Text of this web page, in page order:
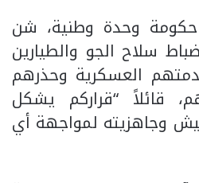
حكومة وحدة وطنية، شن
سلاح الجو والطيارين
العسكرية وحذرهم
قائلاً “قراركم يشكل
وجاهزيته لمواجهة أي